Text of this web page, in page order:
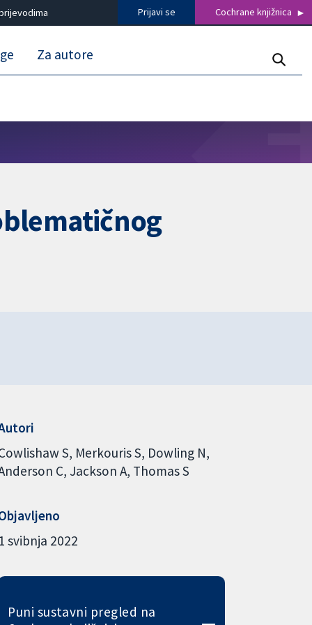
Prijavi se Cochrane knjižnica
Za autore
S Merkouris S Dowling N
C Jackson A Thomas S
1 svibnja 2022
Puni sustavni pregled na